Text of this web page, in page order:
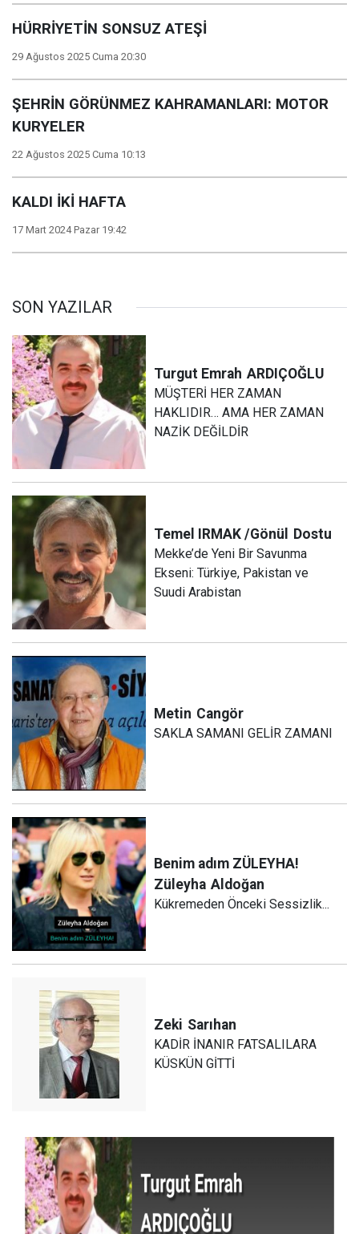
HÜRRİYETİN SONSUZ ATEŞİ
29 Ağustos 2025 Cuma 20:30
ŞEHRİN GÖRÜNMEZ KAHRAMANLARI: MOTOR
KURYELER
22 Ağustos 2025 Cuma 10:13
KALDI İKİ HAFTA
17 Mart 2024 Pazar 19:42
SON YAZILAR
Turgut Emrah ARDIÇOĞLU
MÜŞTERİ HER ZAMAN
HAKLIDIR… AMA HER ZAMAN
NAZİK DEĞİLDİR
Temel IRMAK /Gönül Dostu
Mekke’de Yeni Bir Savunma
Ekseni: Türkiye, Pakistan ve
Suudi Arabistan
Metin Cangör
SAKLA SAMANI GELİR ZAMANI
Benim adım ZÜLEYHA!
Züleyha Aldoğan
Kükremeden Önceki Sessizlik...
Zeki Sarıhan
KADİR İNANIR FATSALILARA
KÜSKÜN GİTTİ